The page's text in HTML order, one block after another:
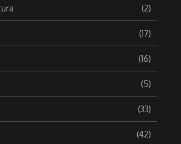
(2)
(17)
(16)
(5)
(33)
(42)